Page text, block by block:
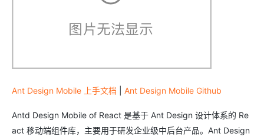
Ant Design Mobile 上手文档 Ant Design Mobile Github
Antd Design Mobile of React 是基于 Ant Design 设计体系的 Re
act 移动端组件库，主要用于研发企业级中后台产品。Ant Design